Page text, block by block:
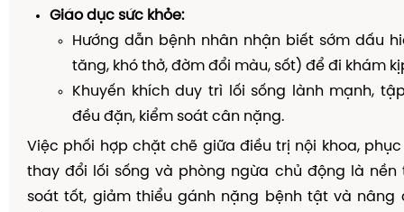
Giáo dục sức khỏe:
Hướng dẫn bệnh nhân nhận biết sớm dấu
tăng, khó thở, đờm đổi màu, sốt) để đi khám
Khuyến khích duy trì lối sống lành mạnh,
đều đặn, kiểm soát cân nặng.
Việc phối hợp chặt chẽ giữa điều trị nội khoa,
thay đổi lối sống và phòng ngừa chủ động là nền
soát tốt, giảm thiểu gánh nặng bệnh tật và nâng